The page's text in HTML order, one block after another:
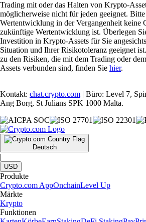
Trading mit oder das Halten von Krypto-
möglicherweise nicht für jeden geeignet. Bitte
Wertentwicklung in der Vergangenheit keine
zukünftige Wertentwicklung ist. Überlegen
Investition in Krypto-Assets für Sie
Situation und Ihrer Risikotoleranz geeignet
zu den Risiken, die mit dem Trading oder
Assets verbunden sind, finden Sie hier.
Kontakt: chat.crypto.com | Büro: Level 7,
Ang Borg, St Julians SPK 1000 Malta.
Deutsch
|
USD
Produkte
Crypto.com AppOnchainLevel Up
Märkte
Krypto
Funktionen